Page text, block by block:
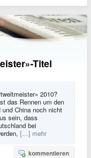
Titel
2010?
das Rennen um den
China noch nicht
sein, dass
bei
[…] mehr
kommentieren